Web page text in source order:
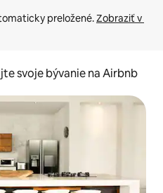
preložené. Zobraziť v
svoje bývanie na Airbnb